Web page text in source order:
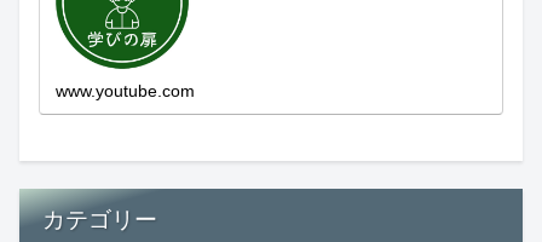
www.youtube.com
カテゴリー